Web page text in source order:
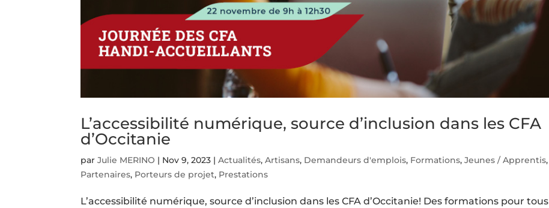
L’accessibilité numérique, source d’inclusion dans les CFA
d’Occitanie
parJulie MERINO | Nov 9, 2023 |Actualités,Artisans, Demandeurs d'emplois, Formations,Jeunes / Apprentis,
Partenaires, Porteurs de projet, Prestations
L’accessibilité numérique, source d’inclusion dans les CFA d’Occitanie! Des formations pour tous